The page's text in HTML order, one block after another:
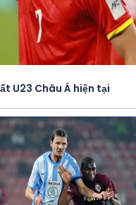
U23 Châu Á hiện tại